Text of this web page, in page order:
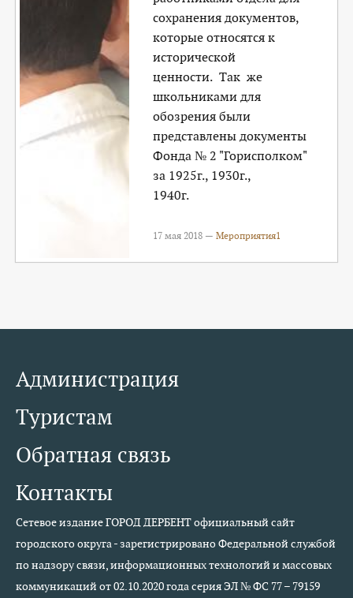
сохранения документов,
которые относятся к
исторической
ценности. Так же
школьниками для
обозрения были
представлены документы
Фонда № 2 "Горисполком"
за 1925г., 1930г.,
17 мая 2018 —Мероприятия1
Администрация
Туристам
Обратная связь
Контакты
Сетевое издание ГОРОД ДЕРБЕНТ официальный сайт
городского округа - зарегистрировано Федеральной службой
по надзору связи, информационных технологий и массовых
коммуникаций от 02.10.2020 года серия ЭЛ № ФС 77 – 79159